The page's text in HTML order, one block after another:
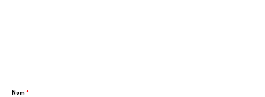
Nom*